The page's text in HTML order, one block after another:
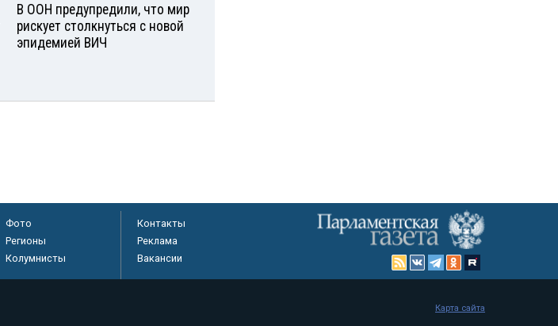
В ООН предупредили, что мир
рискует столкнуться с новой
эпидемией ВИЧ
Фото
Регионы
Колумнисты
Контакты
Реклама
Вакансии
Карта сайта